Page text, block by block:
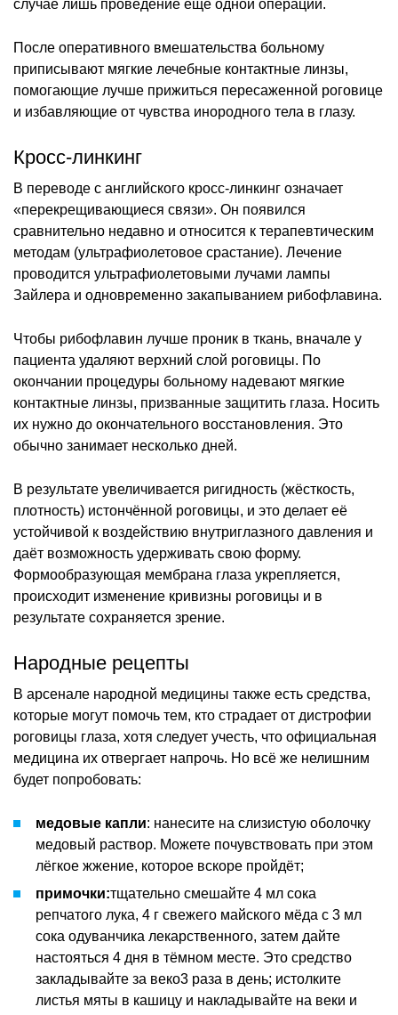
случае лишь проведение ещё одной операции.
После оперативного вмешательства больному
приписывают мягкие лечебные контактные линзы,
помогающие лучше прижиться пересаженной роговице
и избавляющие от чувства инородного тела в глазу.
Кросс-линкинг
В переводе с английского кросс-линкинг означает
«перекрещивающиеся связи». Он появился
сравнительно недавно и относится к терапевтическим
методам (ультрафиолетовое срастание). Лечение
проводится ультрафиолетовыми лучами лампы
Зайлера и одновременно закапыванием рибофлавина.
Чтобы рибофлавин лучше проник в ткань, вначале у
пациента удаляют верхний слой роговицы. По
окончании процедуры больному надевают мягкие
контактные линзы, призванные защитить глаза. Носить
их нужно до окончательного восстановления. Это
обычно занимает несколько дней.
В результате увеличивается ригидность (жёсткость,
плотность) истончённой роговицы, и это делает её
устойчивой к воздействию внутриглазного давления и
даёт возможность удерживать свою форму.
Формообразующая мембрана глаза укрепляется,
происходит изменение кривизны роговицы и в
результате сохраняется зрение.
Народные рецепты
В арсенале народной медицины также есть средства,
которые могут помочь тем, кто страдает от дистрофии
роговицы глаза, хотя следует учесть, что официальная
медицина их отвергает напрочь. Но всё же нелишним
будет попробовать:
медовые капли: нанесите на слизистую оболочку
медовый раствор. Можете почувствовать при этом
лёгкое жжение, которое вскоре пройдёт;
примочки:тщательно смешайте 4 мл сока
репчатого лука, 4 г свежего майского мёда с 3 мл
сока одуванчика лекарственного, затем дайте
настояться 4 дня в тёмном месте. Это средство
закладывайте за веко3 раза в день; истолките
листья мяты в кашицу и накладывайте на веки и